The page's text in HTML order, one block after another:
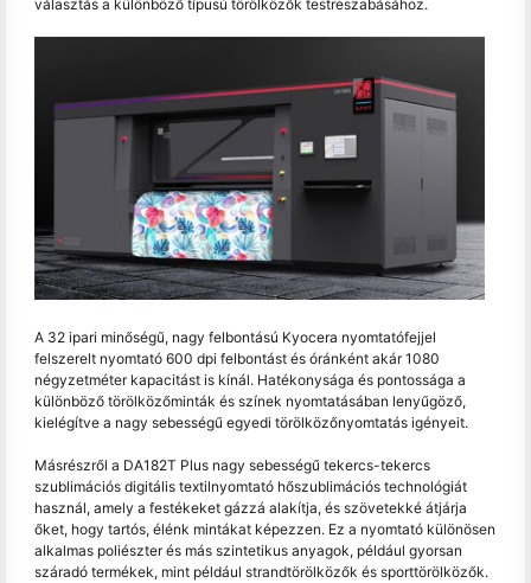
választás a különböző típusú törölközők testreszabásához.
A 32 ipari minőségű, nagy felbontású Kyocera nyomtatófejjel
felszerelt nyomtató 600 dpi felbontást és óránként akár 1080
négyzetméter kapacitást is kínál. Hatékonysága és pontossága a
különböző törölközőminták és színek nyomtatásában lenyűgöző,
kielégítve a nagy sebességű egyedi törölközőnyomtatás igényeit.
Másrészről a DA182T Plus nagy sebességű tekercs-tekercs
szublimációs digitális textilnyomtató hőszublimációs technológiát
használ, amely a festékeket gázzá alakítja, és szövetekké átjárja
őket, hogy tartós, élénk mintákat képezzen. Ez a nyomtató különösen
alkalmas poliészter és más szintetikus anyagok, például gyorsan
száradó termékek, mint például strandtörölközők és sporttörölközők.